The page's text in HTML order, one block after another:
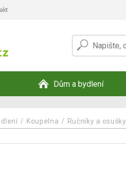
Dům a bydlení
Koupelna Ručníky a osušky